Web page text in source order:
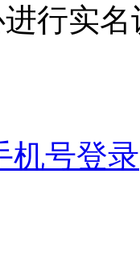
行实名
机号登录